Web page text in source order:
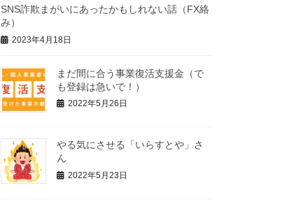
SNS詐欺まがいにあったかもしれない話（FX絡
み）
2023年4月18日
まだ間に合う事業復活支援金（で
も登録は急いで！）
2022年5月26日
やる気にさせる「いらすとや」さ
ん
2022年5月23日